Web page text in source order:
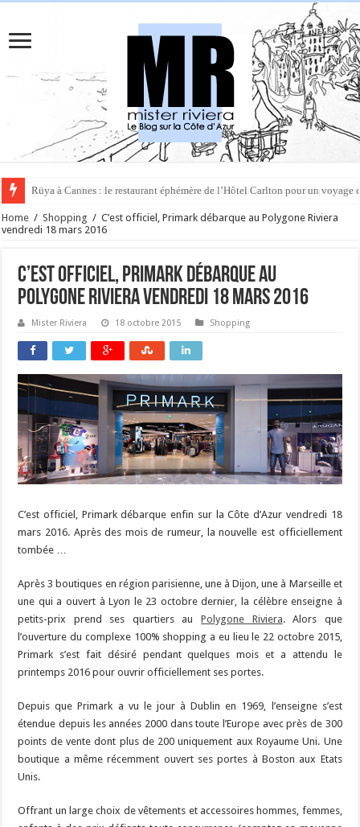
Rüya à Cannes : le restaurant éphémère de l’Hôtel Carlton pour un
Home / Shopping / C’est officiel, Primark débarque au Polygone Riviera
vendredi 18 mars 2016
C’est officiel, Primark débarque au
Polygone Riviera vendredi 18 mars 2016
Mister Riviera 18 octobre 2015 Shopping
C’est officiel, Primark débarque enfin sur la Côte d’Azur vendredi 18
mars 2016. Après des mois de rumeur, la nouvelle est officiellement
tombée …
Après 3 boutiques en région parisienne, une à Dijon, une à Marseille et
une qui a ouvert à Lyon le 23 octobre dernier, la célèbre enseigne à
petits-prix prend ses quartiers auPolygone Riviera. Alors que
l’ouverture du complexe 100% shopping a eu lieu le 22 octobre 2015,
Primark s’est fait désiré pendant quelques mois et a attendu le
printemps 2016 pour ouvrir officiellement ses portes.
Depuis que Primark a vu le jour à Dublin en 1969, l’enseigne s’est
étendue depuis les années 2000 dans toute l’Europe avec près de 300
points de vente dont plus de 200 uniquement aux Royaume Uni. Une
boutique a même récemment ouvert ses portes à Boston aux Etats
Unis.
Offrant un large choix de vêtements et accessoires hommes, femmes,